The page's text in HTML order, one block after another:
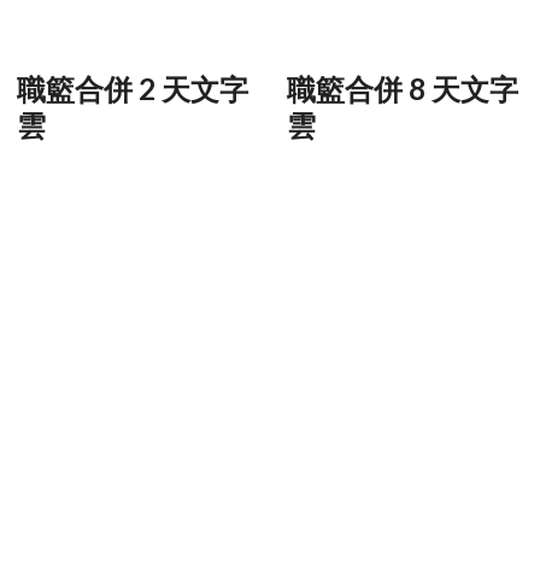
職籃合併 2 天文字
雲
職籃合併 8 天文字
雲